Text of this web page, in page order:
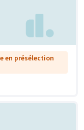
en présélection